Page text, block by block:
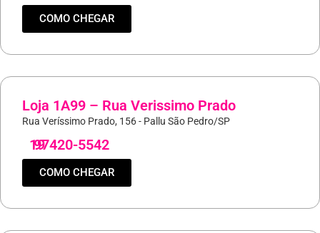
COMO CHEGAR
Loja 1A99 – Rua Verissimo Prado
Rua Veríssimo Prado, 156 - Pallu São Pedro/SP
19
97420-5542
COMO CHEGAR